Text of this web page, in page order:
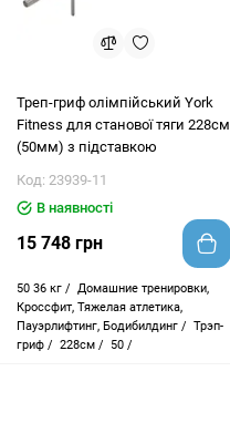
Треп-гриф олімпійський York
Fitness для станової тяги 228см
(50мм) з підставкою
Код: 23939-11
В наявності
15 748 грн
50 36 кг / Домашние тренировки,
Кроссфит, Тяжелая атлетика,
Пауэрлифтинг, Бодибилдинг / Трэп-
гриф / 228см / 50 /